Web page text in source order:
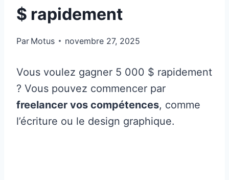
$ rapidement
Par Motus novembre 27, 2025
Vous voulez gagner 5 000 $ rapidement
? Vous pouvez commencer par
freelancer vos compétences, comme
l’écriture ou le design graphique.